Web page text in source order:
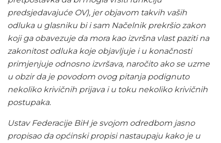
predsjedavajuće OV), jer objavom takvih vaših
odluka u glasniku bi i sam Načelnik prekršio zakon
koji ga obavezuje da mora kao izvršna vlast paziti na
zakonitost odluka koje objavljuje i u konačnosti
primjenjuje odnosno izvršava, naročito ako se uzme
u obzir da je povodom ovog pitanja podignuto
nekoliko krivičnih prijava i u toku nekoliko krivičnih
postupaka.
Ustav Federacije BiH je svojom odredbom jasno
propisao da općinski propisi nastaupaju kako je u